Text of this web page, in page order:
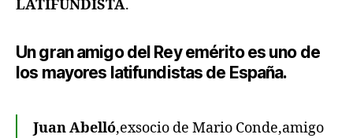
LATIFUNDISTA.
Un gran amigo del Rey emérito es uno de
los mayores latifundistas de España.
Juan Abelló,exsocio de Mario Conde,amigo